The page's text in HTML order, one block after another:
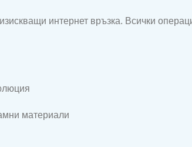
интернет връзка. Всички
материали